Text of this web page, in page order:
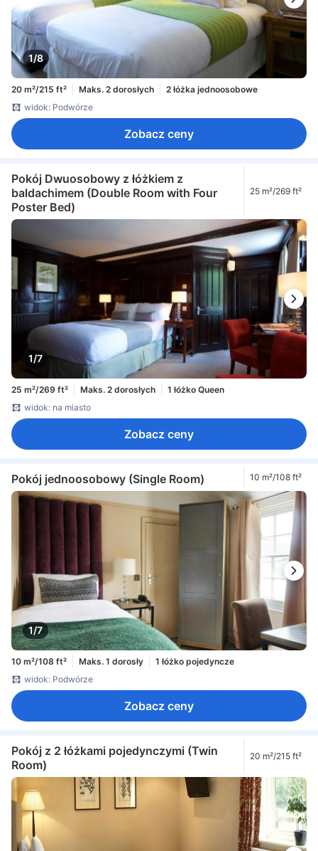
1/8
20 m²/215 ft² Maks. 2 dorosłych
2 łóżka jednoosobowe
widok: Podwórze
Zobacz ceny
Pokój Dwuosobowy z łóżkiem z
baldachimem (Double Room with Four
Poster Bed)
25 m²/269 ft²
1/7
25 m²/269 ft² Maks. 2 dorosłych
1 łóżko Queen
widok: na miasto
Zobacz ceny
Pokój jednoosobowy (Single Room) 10 m²/108 ft²
1/7
10 m²/108 ft² Maks. 1 dorosły
1 łóżko pojedyncze
widok: Podwórze
Zobacz ceny
Pokój z 2 łóżkami pojedynczymi (Twin
Room)
20 m²/215 ft²